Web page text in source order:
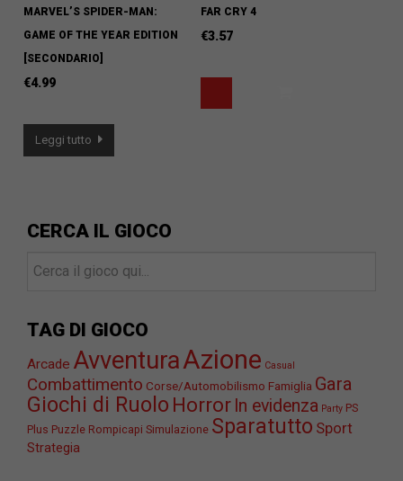
MARVEL’S SPIDER-MAN:
GAME OF THE YEAR EDITION
[SECONDARIO]
€4.99
Leggi tutto
FAR CRY 4
€3.57
CERCA IL GIOCO
TAG DI GIOCO
Arcade AvventuraAzione Casual
Combattimento Corse/Automobilismo Famiglia Gara
Giochi di Ruolo Horror In evidenza Party PS
Plus Puzzle Rompicapi Simulazione Sparatutto Sport
Strategia